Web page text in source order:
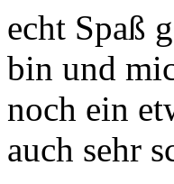
echt Spaß
bin und
noch ein
auch sehr